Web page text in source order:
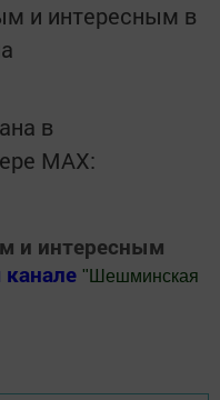
и интересным в
в
MАХ:
и интересным
канале " Шешминская